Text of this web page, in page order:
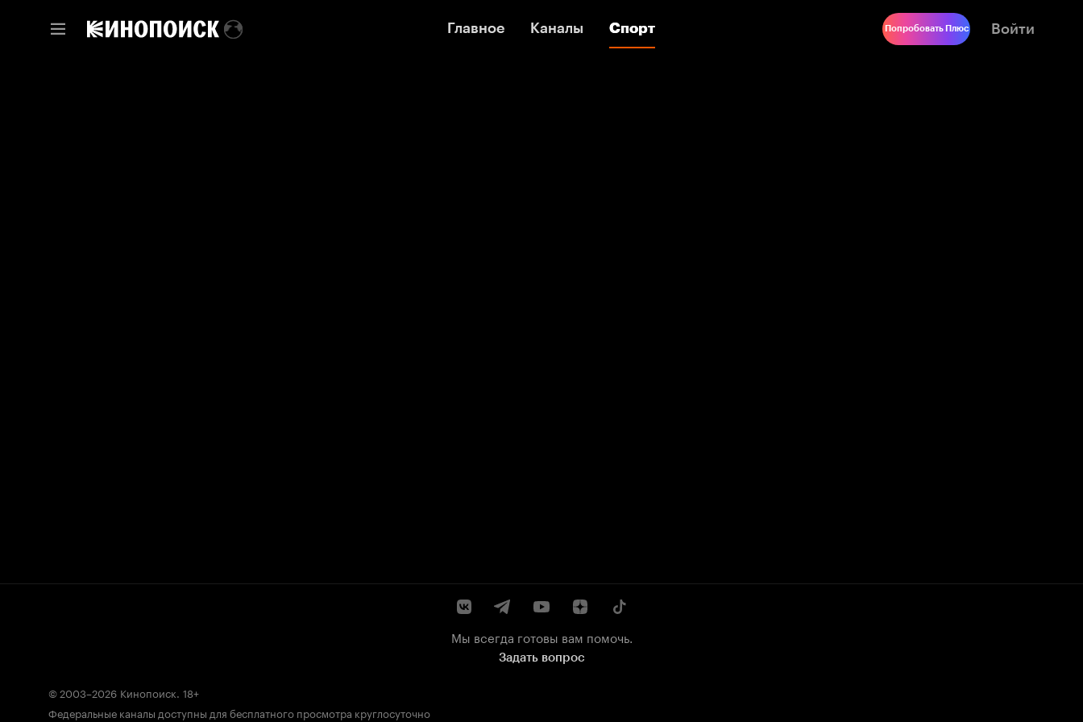
Главное Каналы Спорт
Главное Каналы Спорт Попробовать Плюс Войти
Мы всегда готовы вам помочь.
Задать вопрос
© 2003–2026 Кинопоиск. 18+
Федеральные каналы доступны для бесплатного просмотра круглосуточно